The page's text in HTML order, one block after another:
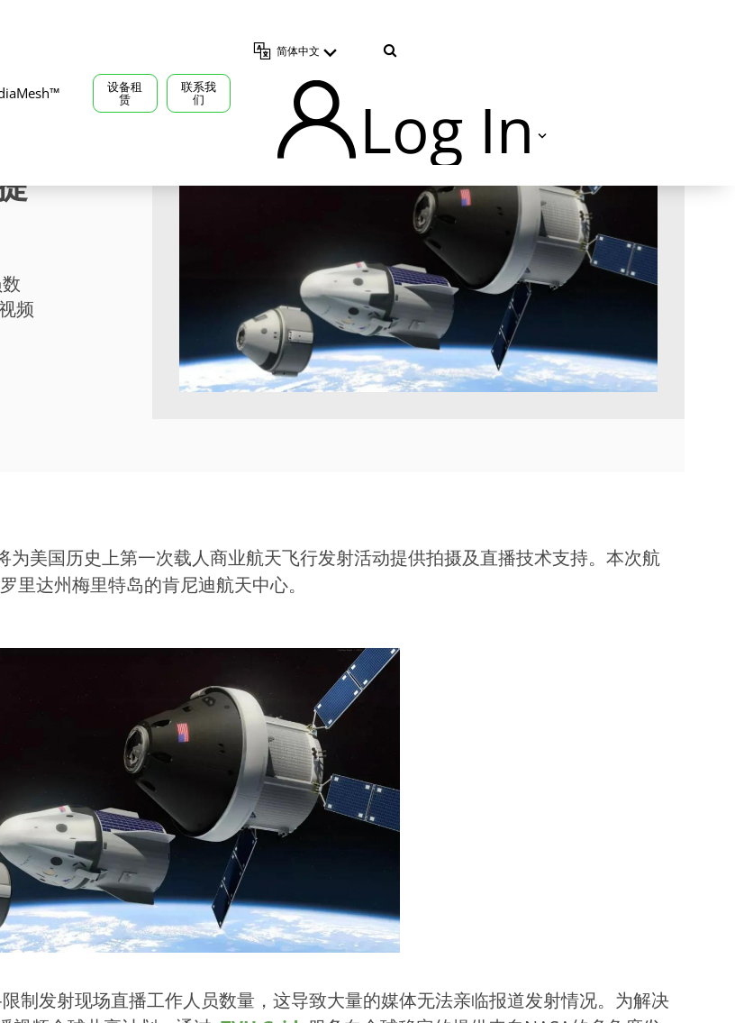
设备租
赁
联系我
们
简体中文
Log In
TVU Producer 云导播
TVU Partyline 云互联
TVU Command Center 集中
管控系统
TVU Search 智媒体云
频
美国历史上第一次载人商业航天飞行发射活动提供拍摄及直播技术支持。本次航
里达州梅里特岛的肯尼迪航天中心。
制发射现场直播工作人员数量，这导致大量的媒体无法亲临报道发射情况。为解决